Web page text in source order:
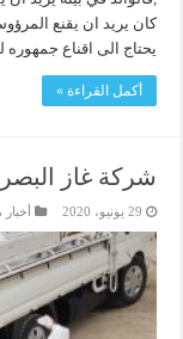
كان يريد ان يقنع
يحتاج الى اقناع
أكمل القراءة »
شركة غاز
29 يونيو، 2020